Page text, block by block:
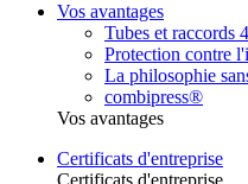
Vos avantages
Tubes et raccords
Protection contre
La philosophie
combipress®
Vos avantages
Certificats d'entreprise